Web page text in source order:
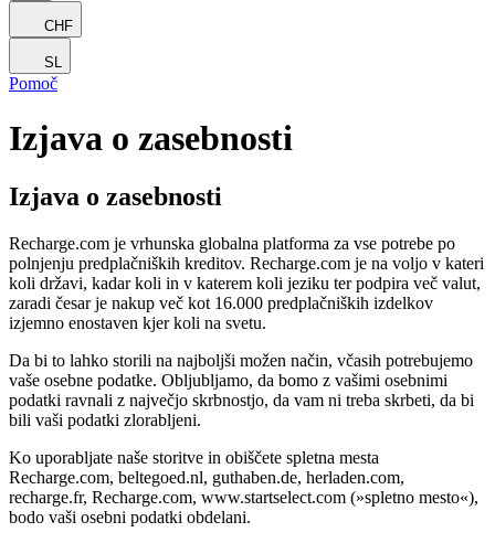
CHF
SL
Pomoč
Izjava o zasebnosti
Izjava o zasebnosti
Recharge.com je vrhunska globalna platforma za vse potrebe po
polnjenju predplačniških kreditov. Recharge.com je na voljo v kateri
koli državi, kadar koli in v katerem koli jeziku ter podpira več valut,
zaradi česar je nakup več kot 16.000 predplačniških izdelkov
izjemno enostaven kjer koli na svetu.
Da bi to lahko storili na najboljši možen način, včasih potrebujemo
vaše osebne podatke. Obljubljamo, da bomo z vašimi osebnimi
podatki ravnali z največjo skrbnostjo, da vam ni treba skrbeti, da bi
bili vaši podatki zlorabljeni.
Ko uporabljate naše storitve in obiščete spletna mesta
Recharge.com, beltegoed.nl, guthaben.de, herladen.com,
recharge.fr, Recharge.com, www.startselect.com (»spletno mesto«),
bodo vaši osebni podatki obdelani.